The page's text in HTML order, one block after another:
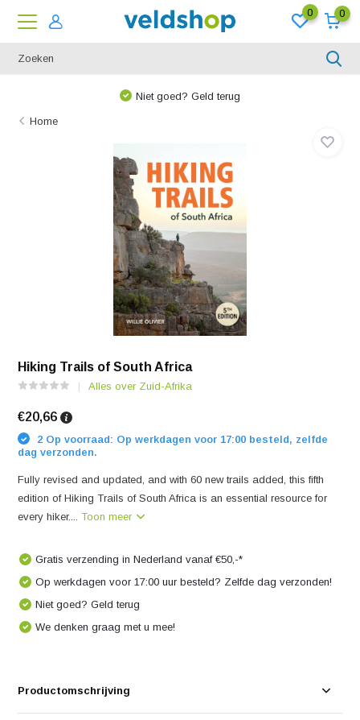
0 0
Niet goed? Geld terug
Home
Hiking Trails of South Africa
Alles over Zuid-Afrika
€20,66
2 Op voorraad: Op werkdagen voor 17:00 besteld, zelfde
dag verzonden.
Fully revised and updated, and with 60 new trails added, this fifth
edition of Hiking Trails of South Africa is an essential resource for
every hiker....Toon meer
Gratis verzending in Nederland vanaf €50,-*
Op werkdagen voor 17:00 uur besteld? Zelfde dag verzonden!
Niet goed? Geld terug
We denken graag met u mee!
Productomschrijving